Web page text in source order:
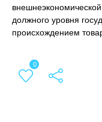
должного уровня
происхождением
0